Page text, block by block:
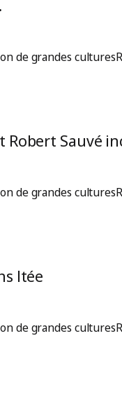
de grandes
Robert Sauvé
de grandes
ltée
de grandes